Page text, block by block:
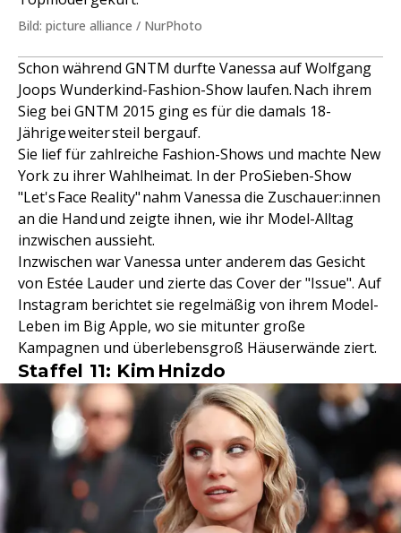
Bild: picture alliance / NurPhoto
Schon während GNTM durfte Vanessa auf Wolfgang
Joops Wunderkind-Fashion-Show laufen. Nach ihrem
Sieg bei GNTM 2015 ging es für die damals 18-
Jährige weiter steil bergauf.
Sie lief für zahlreiche Fashion-Shows und machte New
York zu ihrer Wahlheimat. In der ProSieben-Show
"Let's Face Reality" nahm Vanessa die Zuschauer:innen
an die Hand und zeigte ihnen, wie ihr Model-Alltag
inzwischen aussieht.
Inzwischen war Vanessa unter anderem das Gesicht
von Estée Lauder und zierte das Cover der "Issue". Auf
Instagram berichtet sie regelmäßig von ihrem Model-
Leben im Big Apple, wo sie mitunter große
Kampagnen und überlebensgroß Häuserwände ziert.
Staffel 11: Kim Hnizdo